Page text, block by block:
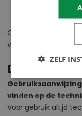
Zowel binnen
Op zoek naar
vind je een ruim
Downloads
vinden op de
Voor gebruik altijd
ZELF